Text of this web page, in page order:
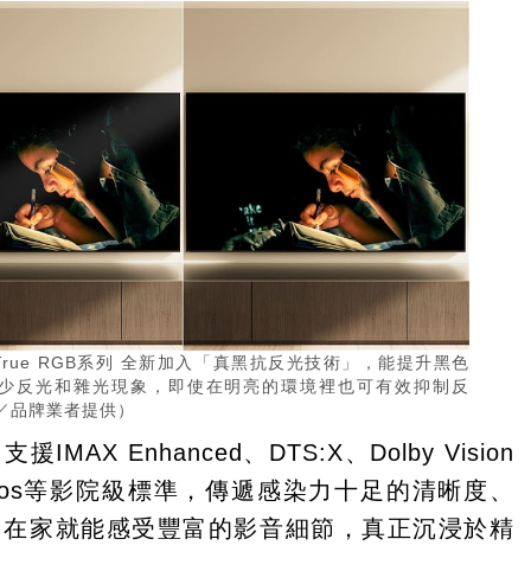
RGB系列 全新加入「真黑抗反光技術」，能提升黑色
反光和雜光現象，即使在明亮的環境裡也可有效抑制反
品牌業者提供）
援IMAX Enhanced、DTS:X、Dolby Vision
等影院級標準，傳遞感染力十足的清晰度、
家就能感受豐富的影音細節，真正沉浸於精